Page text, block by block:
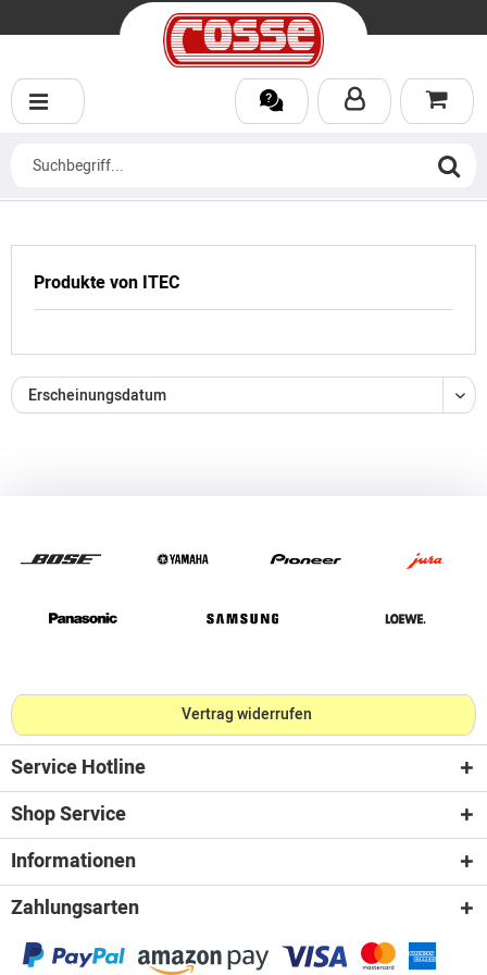
Produkte von ITEC
Vertrag widerrufen
Service Hotline
Shop Service
Informationen
Zahlungsarten